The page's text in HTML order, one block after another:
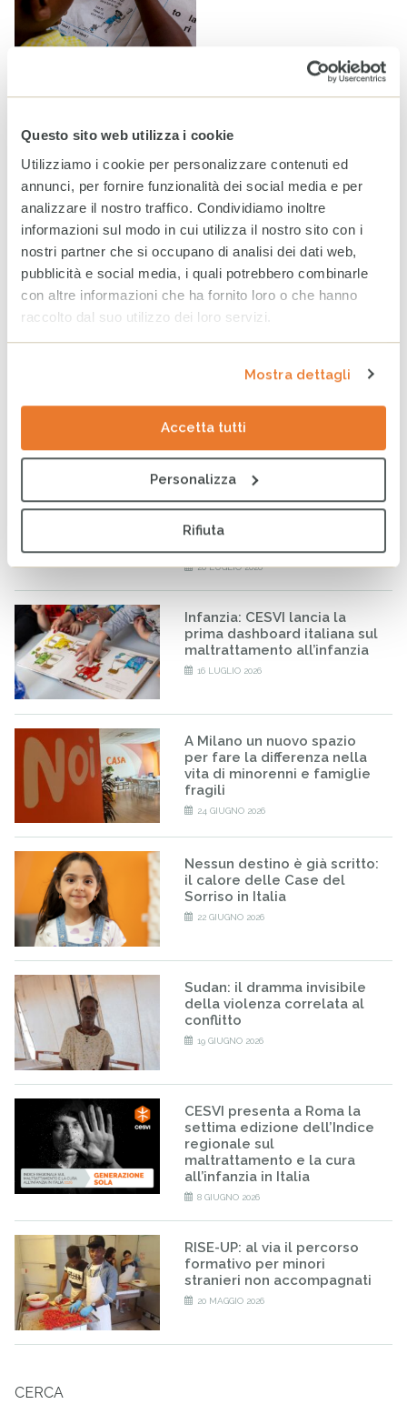
Questo sito web utilizza i cookie
Utilizziamo i cookie per personalizzare contenuti ed
annunci, per fornire funzionalità dei social media e per
analizzare il nostro traffico. Condividiamo inoltre
informazioni sul modo in cui utilizza il nostro sito con i
nostri partner che si occupano di analisi dei dati web,
pubblicità e social media, i quali potrebbero combinarle
con altre informazioni che ha fornito loro o che hanno
raccolto dal suo utilizzo dei loro servizi.
Mostra dettagli
Accetta tutti
Personalizza
Rifiuta
Notizie
VIOLENZA VIOLENZA SULLE DONNE
TUTELA DELL'INFANZIA RESILIENZA CASA DEL SORRISO
INFANZIA DIRITTI DONNE
ARTICOLI CORRELATI
in Somalia, sostenere
proteggere il futuro
4 AGOSTO 2026
Rendiconto Campagna
Solidale CESVI 2025 “Diamo
un tetto alla speranza” con il
supporto informativo di Rai
20 LUGLIO 2026
Infanzia: CESVI lancia la
prima dashboard italiana sul
maltrattamento all’infanzia
16 LUGLIO 2026
A Milano un nuovo spazio
per fare la differenza nella
vita di minorenni e famiglie
fragili
24 GIUGNO 2026
Nessun destino è già scritto:
il calore delle Case del
Sorriso in Italia
22 GIUGNO 2026
Sudan: il dramma invisibile
della violenza correlata al
conflitto
19 GIUGNO 2026
CESVI presenta a Roma la
settima edizione dell’Indice
regionale sul
maltrattamento e la cura
all’infanzia in Italia
8 GIUGNO 2026
RISE-UP: al via il percorso
formativo per minori
stranieri non accompagnati
20 MAGGIO 2026
CERCA